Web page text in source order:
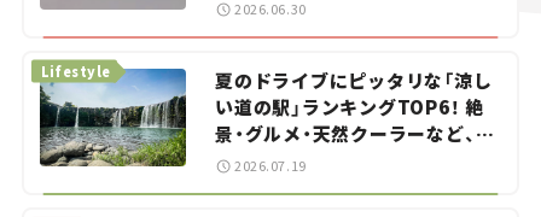
2026.06.30
夏のドライブにピッタリな「涼し
い道の駅」ランキングTOP6！ 絶
景・グルメ・天然クーラーなど、避
暑におすすめのスポットを紹介
【道の駅マニアの推し駅ガイド】
Lifestyle
2026.07.19